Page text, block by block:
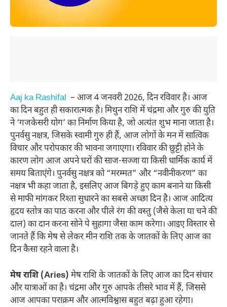
Aaj ka Rashifal – आज 4 जनवरी 2026, दिन रविवार है। आज
का दिन बहुत ही सकारात्मक है। मिथुन राशि में चंद्रमा और गुरु की युति
ने ‘गजकेसरी योग’ का निर्माण किया है, जो अत्यंत शुभ माना जाता है।
पुनर्वसु नक्षत्र, जिसके स्वामी गुरु ही हैं, आज लोगों के मन में सात्विक
विचार और परोपकार की भावना जगाएगा। रविवार की छुट्टी होने के
कारण लोग आज अपने घरों की साज-सज्जा या किसी धार्मिक कार्य में
समय बिताएंगे। पुनर्वसु नक्षत्र को “मरम्मत” और “नवीनीकरण” का
नक्षत्र भी कहा जाता है, इसलिए आज बिगड़े हुए काम बनाने या किसी
से माफी मांगकर रिश्ता सुधारने का सबसे अच्छा दिन है। आज आदित्य
हृदय स्तोत्र का पाठ करना और पीले रंग की वस्तु (जैसे केला या चने की
दाल) का दान करना सोने पे सुहागा जैसा काम करेगा। आइए विस्तार से
जानते हैं कि मेष से लेकर मीन राशि तक के जातकों के लिए आज का
दिन कैसा रहने वाला है।
मेष राशि (Aries) मेष राशि के जातकों के लिए आज का दिन संचार
और यात्राओं का है। चंद्रमा और गुरु आपके तीसरे भाव में हैं, जिससे
आज आपका पराक्रम और आत्मविश्वास बहुत बढ़ा हुआ रहेगा।